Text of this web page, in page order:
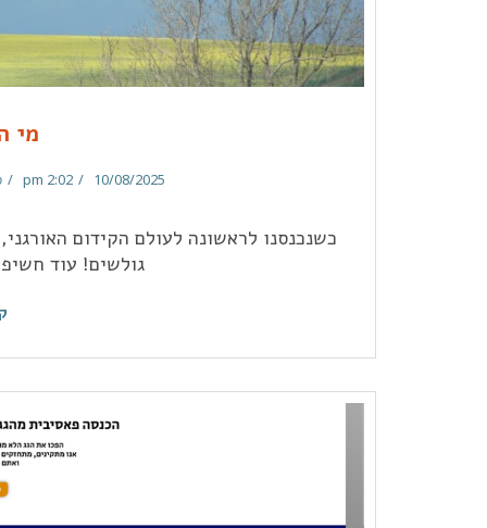
מי
10/08/2025
2:02 pm
כשנכנסנו לראשונה לעולם הקידום
גולשים! עוד